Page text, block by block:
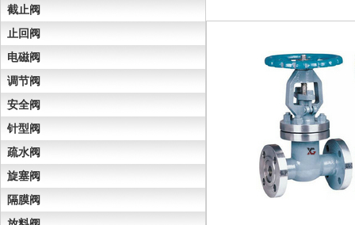
截止阀
止回阀
电磁阀
调节阀
安全阀
针型阀
疏水阀
旋塞阀
隔膜阀